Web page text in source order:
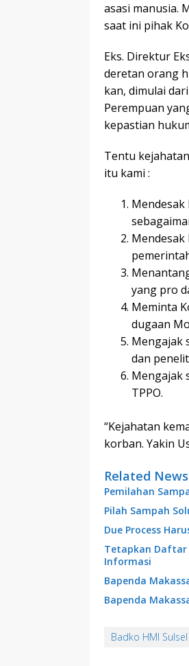
asasi manusia.
saat ini pihak
Eks. Direktur
deretan orang
kan, dimulai
Perempuan
kepastian
Tentu
itu kami :
yang pro
Meminta
dugaan
Mengajak
dan
Mengajak
TPPO.
“Kejahatan
korban. Yakin
Related News
Pemilahan
Pilah Sampah
Due Process
Tetapkan Daftar
Informasi
Bapenda
Bapenda
Badko HMI Sulsel